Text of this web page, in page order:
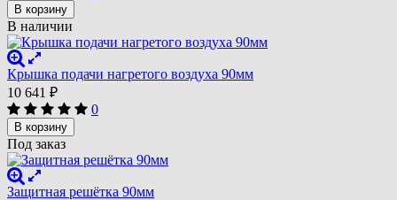
В корзину
В наличии
Крышка подачи нагретого воздуха 90мм
10 641 ₽
0
В корзину
Под заказ
Защитная решётка 90мм